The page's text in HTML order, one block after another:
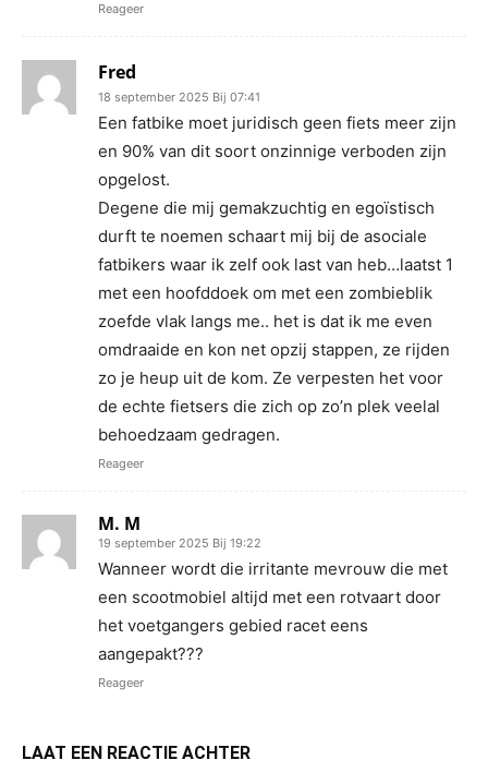
Reageer
Fred
18 september 2025 Bij 07:41
Een fatbike moet juridisch geen fiets meer zijn
en 90% van dit soort onzinnige verboden zijn
opgelost.
Degene die mij gemakzuchtig en egoïstisch
durft te noemen schaart mij bij de asociale
fatbikers waar ik zelf ook last van heb…laatst 1
met een hoofddoek om met een zombieblik
zoefde vlak langs me.. het is dat ik me even
omdraaide en kon net opzij stappen, ze rijden
zo je heup uit de kom. Ze verpesten het voor
de echte fietsers die zich op zo’n plek veelal
behoedzaam gedragen.
Reageer
M. M
19 september 2025 Bij 19:22
Wanneer wordt die irritante mevrouw die met
een scootmobiel altijd met een rotvaart door
het voetgangers gebied racet eens
aangepakt???
Reageer
LAAT EEN REACTIE ACHTER